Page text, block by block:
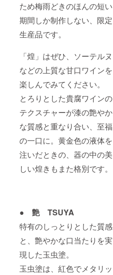
ため梅雨どきのほんの短い
期間しか制作しない、限定
生産品です。
「煌」はぜひ、ソーテルヌ
などの上質な甘口ワインを
楽しんでみてください。
とろりとした貴腐ワインの
テクスチャーが漆の艶やか
な質感と重なり合い、至福
の一口に。黄金色の液体を
注いだときの、器の中の美
しい煌きもまた格別です。
● 艶 TSUYA
特有のしっとりとした質感
と、艶やかな口当たりを実
現した玉虫塗。
玉虫塗は、紅色でメタリッ